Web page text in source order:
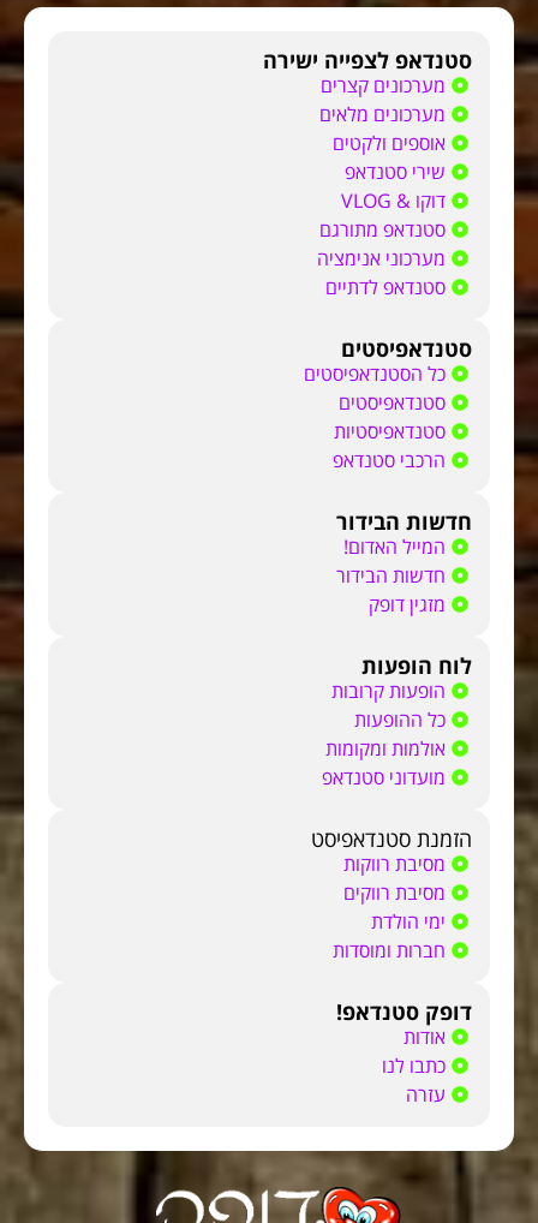
סטנדאפ לצפייה ישירה
מערכונים קצרים
מערכונים מלאים
אוספים ולקטים
שירי סטנדאפ
דוקו & VLOG
סטנדאפ מתורגם
מערכוני אנימציה
סטנדאפ לדתיים
סטנדאפיסטים
כל הסטנדאפיסטים
סטנדאפיסטים
סטנדאפיסטיות
הרכבי סטנדאפ
חדשות הבידור
המייל האדום!
חדשות הבידור
מזגין דופק
לוח הופעות
הופעות קרובות
כל ההופעות
אולמות ומקומות
מועדוני סטנדאפ
הזמנת סטנדאפיסט
מסיבת רווקות
מסיבת רווקים
ימי הולדת
חברות ומוסדות
דופק סטנדאפ!
אודות
כתבו לנו
עזרה